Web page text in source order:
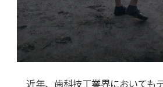
近年、歯科技工業界においても